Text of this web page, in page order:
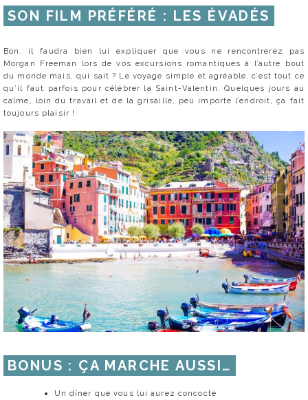
SON FILM PRÉFÉRÉ : LES ÉVADÉS
Bon, il faudra bien lui expliquer que vous ne rencontrerez pas
Morgan Freeman lors de vos excursions romantiques à l’autre bout
du monde mais, qui sait ? Le voyage simple et agréable, c’est tout ce
qu’il faut parfois pour célébrer la Saint-Valentin. Quelques jours au
calme, loin du travail et de la grisaille, peu importe l’endroit, ça fait
toujours plaisir !
BONUS : ÇA MARCHE AUSSI…
Un dîner que vous lui aurez concocté